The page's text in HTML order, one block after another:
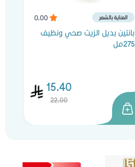
العناية بالشعر
بانتين بديل الزيت صحي ونظيف
275مل
15.40
22.00